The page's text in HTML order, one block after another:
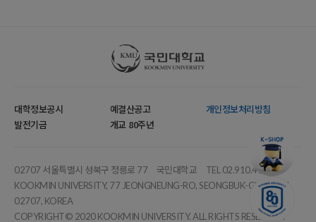
국민대학교
대학정보공시 예결산공고
개인정보처리방침
발전기금
개교 80주년
02707 서울특별시 성북구 정릉로 77 국민대학교
TEL 02.910.4114
KOOKMIN UNIVERSITY, 77 JEONGNEUNG-RO, SEONGBUK-GU, SEOUL,
02707, KOREA
COPYRIGHT© 2020 KOOKMIN UNIVERSITY. ALL RIGHTS RESERVED.